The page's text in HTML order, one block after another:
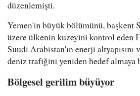
düzenlemişti.
Yemen'in büyük bölümünü, başkent
üzere ülkenin kuzeyini kontrol eden
Suudi Arabistan'ın enerji altyapısını
deniz trafiğini yeniden hedef almaya
Bölgesel gerilim büyüyor